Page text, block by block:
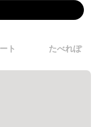
ト たべれぽ